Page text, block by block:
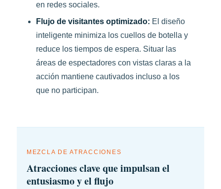
en redes sociales.
Flujo de visitantes optimizado: El diseño
inteligente minimiza los cuellos de botella y
reduce los tiempos de espera. Situar las
áreas de espectadores con vistas claras a la
acción mantiene cautivados incluso a los
que no participan.
MEZCLA DE ATRACCIONES
Atracciones clave que impulsan el
entusiasmo y el flujo